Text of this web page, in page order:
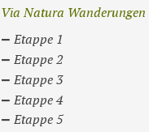
Via Natura Wanderungen
Etappe 1
Etappe 2
Etappe 3
Etappe 4
Etappe 5